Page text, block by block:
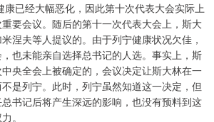
康已经大幅恶化，因此第十次代表大会实际上
要会议。随后的第十一次代表大会上，斯大
涅夫等人提议的。由于列宁健康状况欠佳，
也未能亲自选择总书记的人选。事实上，斯
央全会上被确定的，会议决定让斯大林在一
是列宁。此时，列宁虽然知道这一决定，但
书记后将产生深远的影响，也没有预料到这
。